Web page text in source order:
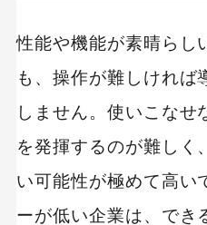
性能や機能が素晴らし
も、操作が難しければ
しません。使いこなせ
を発揮するのが難しく
い可能性が極めて高い
ーが低い企業は、でき